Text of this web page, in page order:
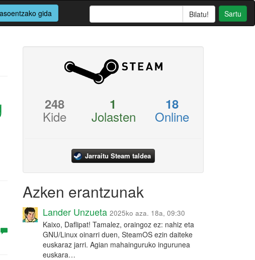
gida Sartu
248
Kide
1
Jolasten
18
Online
Jarraitu Steam taldea
Azken erantzunak
Lander Unzueta 2025ko aza. 18a, 09:30
Kaixo, Daflipat! Tamalez, oraingoz ez: nahiz eta
GNU/Linux oinarri duen, SteamOS ezin daiteke
euskaraz jarri. Agian mahainguruko ingurunea
euskara…